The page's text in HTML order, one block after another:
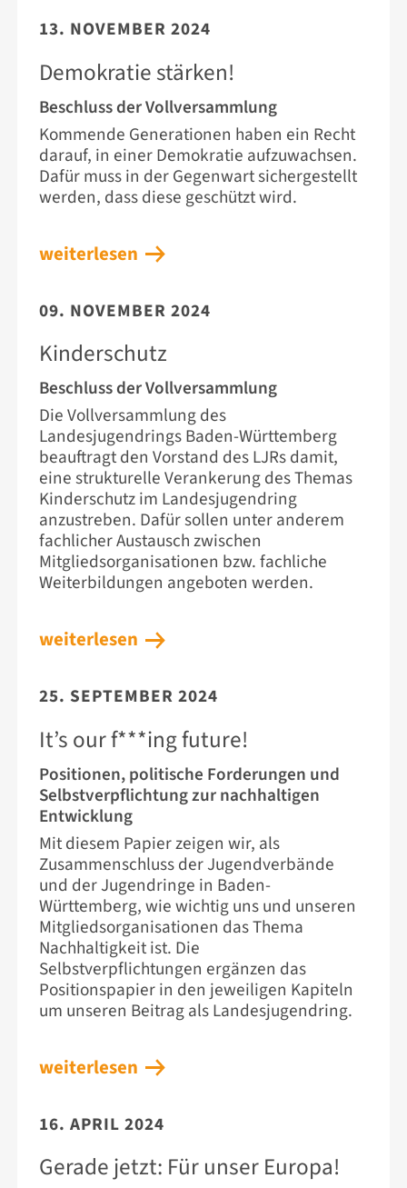
13. NOVEMBER 2024
Demokratie stärken!
Beschluss der Vollversammlung
Kommende Generationen haben ein Recht
darauf, in einer Demokratie aufzuwachsen.
Dafür muss in der Gegenwart sichergestellt
werden, dass diese geschützt wird.
weiterlesen
09. NOVEMBER 2024
Kinderschutz
Beschluss der Vollversammlung
Die Vollversammlung des
Landesjugendrings Baden-Württemberg
beauftragt den Vorstand des LJRs damit,
eine strukturelle Verankerung des Themas
Kinderschutz im Landesjugendring
anzustreben. Dafür sollen unter anderem
fachlicher Austausch zwischen
Mitgliedsorganisationen bzw. fachliche
Weiterbildungen angeboten werden.
weiterlesen
25. SEPTEMBER 2024
It’s our f***ing future!
Positionen, politische Forderungen und
Selbstverpflichtung zur nachhaltigen
Entwicklung
Mit diesem Papier zeigen wir, als
Zusammenschluss der Jugendverbände
und der Jugendringe in Baden-
Württemberg, wie wichtig uns und unseren
Mitgliedsorganisationen das Thema
Nachhaltigkeit ist. Die
Selbstverpflichtungen ergänzen das
Positionspapier in den jeweiligen Kapiteln
um unseren Beitrag als Landesjugendring.
weiterlesen
16. APRIL 2024
Gerade jetzt: Für unser Europa!